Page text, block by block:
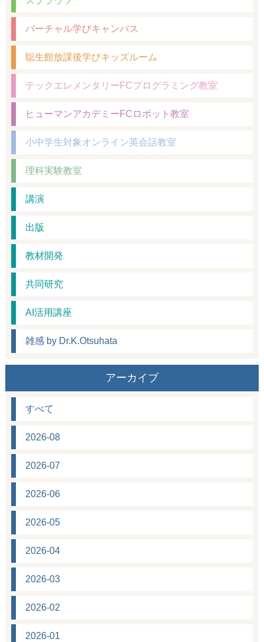
バーチャル学びキャンパス
聡生館放課後学びキッズルーム
テックエレメンタリーFCプログラミング教室
ヒューマンアカデミーFCロボット教室
小中学生対象オンライン英会話教室
理科実験教室
講演
出版
教材開発
共同研究
AI活用講座
雑感 by Dr.K.Otsuhata
アーカイブ
すべて
2026-08
2026-07
2026-06
2026-05
2026-04
2026-03
2026-02
2026-01